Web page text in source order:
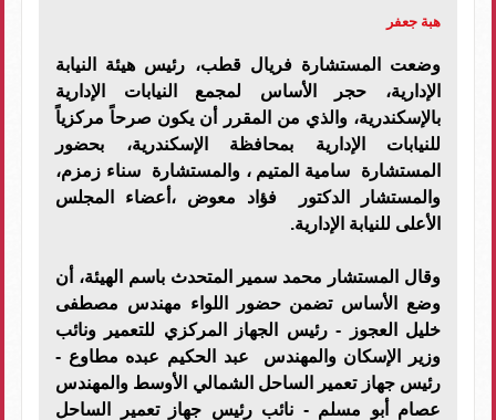
هبة جعفر
وضعت المستشارة فريال قطب، رئيس هيئة النيابة
الإدارية، حجر الأساس لمجمع النيابات الإدارية
بالإسكندرية، والذي من المقرر أن يكون صرحاً مركزياً
للنيابات الإدارية بمحافظة الإسكندرية، بحضور
المستشارة سامية المتيم ، والمستشارة سناء زمزم،
والمستشار الدكتور فؤاد معوض ،أعضاء المجلس
الأعلى للنيابة الإدارية.
وقال المستشار محمد سمير المتحدث باسم الهيئة، أن
وضع الأساس تضمن حضور اللواء مهندس مصطفى
خليل العجوز - رئيس الجهاز المركزي للتعمير ونائب
وزير الإسكان والمهندس عبد الحكيم عبده مطاوع -
رئيس جهاز تعمير الساحل الشمالي الأوسط والمهندس
عصام أبو مسلم - نائب رئيس جهاز تعمير الساحل